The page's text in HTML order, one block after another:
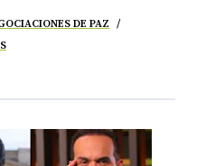
DE PAZ